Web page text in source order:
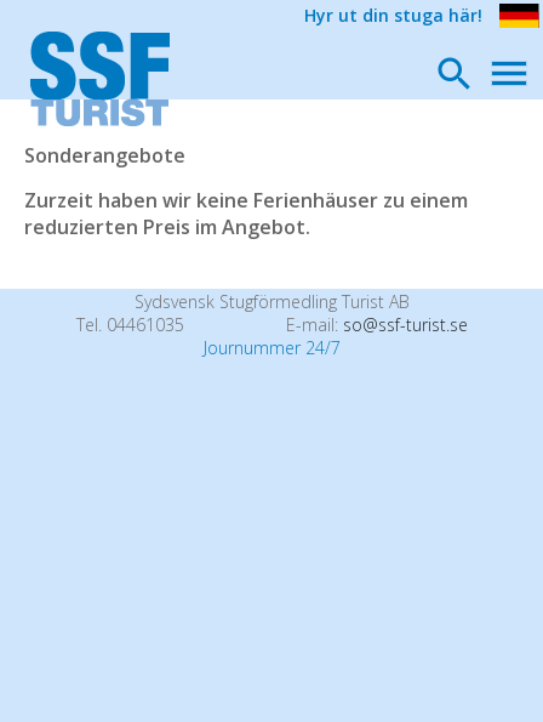
Hyr ut din stuga här!
Sonderangebote
Zurzeit haben wir keine Ferienhäuser zu einem
reduzierten Preis im Angebot.
Sydsvensk Stugförmedling Turist AB
Tel. 04461035
E-mail: so@ssf-turist.se
Journummer 24/7